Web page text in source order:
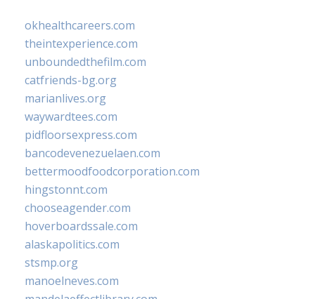
okhealthcareers.com
theintexperience.com
unboundedthefilm.com
catfriends-bg.org
marianlives.org
waywardtees.com
pidfloorsexpress.com
bancodevenezuelaen.com
bettermoodfoodcorporation.com
hingstonnt.com
chooseagender.com
hoverboardssale.com
alaskapolitics.com
stsmp.org
manoelneves.com